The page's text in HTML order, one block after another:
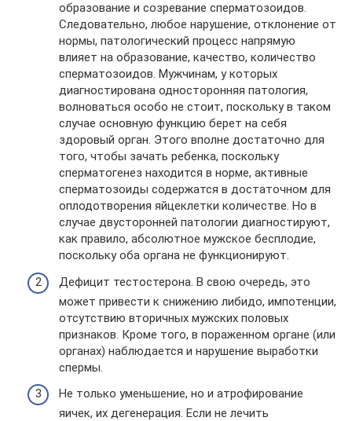
образование и созревание сперматозоидов.
Следовательно, любое нарушение, отклонение от
нормы, патологический процесс напрямую
влияет на образование, качество, количество
сперматозоидов. Мужчинам, у которых
диагностирована односторонняя патология,
волноваться особо не стоит, поскольку в таком
случае основную функцию берет на себя
здоровый орган. Этого вполне достаточно для
того, чтобы зачать ребенка, поскольку
сперматогенез находится в норме, активные
сперматозоиды содержатся в достаточном для
оплодотворения яйцеклетки количестве. Но в
случае двусторонней патологии диагностируют,
как правило, абсолютное мужское бесплодие,
поскольку оба органа не функционируют.
Дефицит тестостерона. В свою очередь, это
может привести к снижению либидо, импотенции,
отсутствию вторичных мужских половых
признаков. Кроме того, в пораженном органе (или
органах) наблюдается и нарушение выработки
спермы.
Не только уменьшение, но и атрофирование
яичек, их дегенерация. Если не лечить